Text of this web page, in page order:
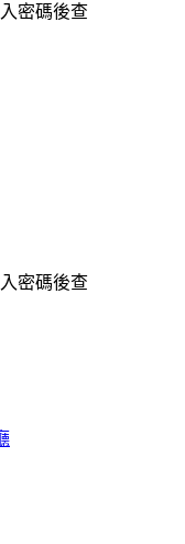
密碼後查
密碼後查